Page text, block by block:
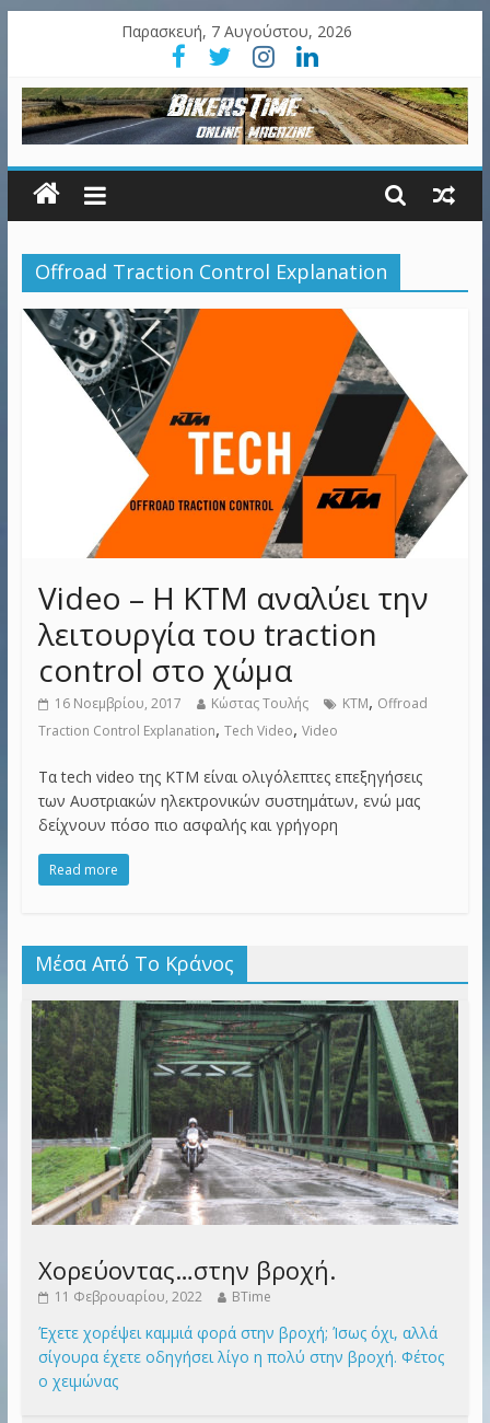
Παρασκευή, 7 Αυγούστου, 2026
Offroad Traction Control Explanation
Video – Η KTM αναλύει την
λειτουργία του traction
control στο χώμα
16 Νοεμβρίου, 2017 Κώστας Τουλής KTM, Offroad
Traction Control Explanation, Tech Video, Video
Τα tech video της KTM είναι ολιγόλεπτες επεξηγήσεις
των Αυστριακών ηλεκτρονικών συστημάτων, ενώ μας
δείχνουν πόσο πιο ασφαλής και γρήγορη
Read more
Μέσα Από Το Κράνος
Χορεύοντας…στην βροχή.
11 Φεβρουαρίου, 2022 BTime
Έχετε χορέψει καμμιά φορά στην βροχή; Ίσως όχι, αλλά
σίγουρα έχετε οδηγήσει λίγο η πολύ στην βροχή. Φέτος
ο χειμώνας